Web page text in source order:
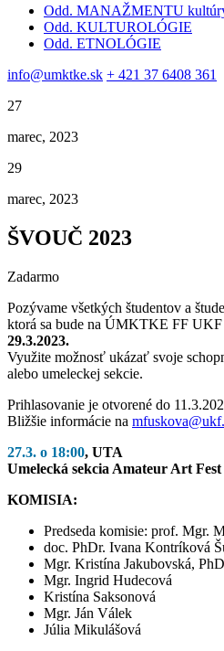
Odd. MANAŽMENTU
Odd. KULTUROLÓGIE
Odd. ETNOLÓGIE
info@umktke.sk + 421 37 6408 361
27
marec, 2023
29
marec, 2023
ŠVOUČ 2023
Zadarmo
Pozývame všetkých študentov a
ktorá sa bude na ÚMKTKE FF
29.3.2023.
Využite možnosť ukázať svoje
alebo umeleckej sekcie.
Prihlasovanie je otvorené do
Bližšie informácie na
27.3. o 18:00, UTA
Umelecká sekcia Amateur Art Fest
KOMISIA:
Predseda komisie: prof. Mgr.
doc. PhDr. Ivana Kontríková
Mgr. Kristína Jakubovská,
Mgr. Ingrid Hudecová
Kristína Saksonová
Mgr. Ján Válek
Júlia Mikulášová